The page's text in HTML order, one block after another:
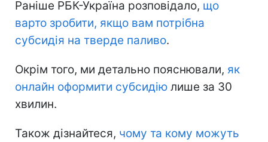
Раніше РБК-Україна розповідало, що
варто зробити, якщо вам потрібна
субсидія на тверде паливо.
Окрім того, ми детально пояснювали, як
онлайн оформити субсидію лише за 30
хвилин.
Також дізнайтеся, чому та кому можуть